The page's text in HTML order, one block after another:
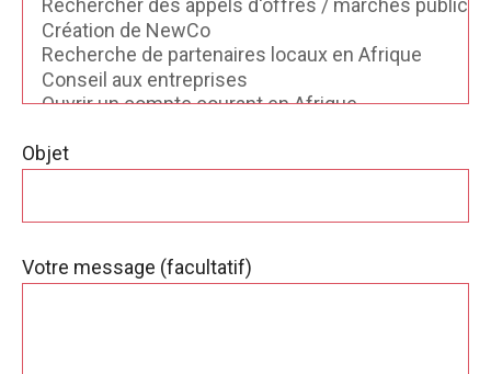
Objet
Votre message (facultatif)